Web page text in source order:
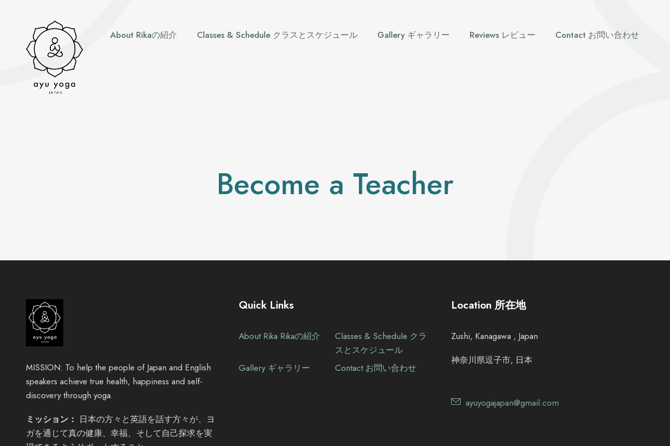
About Rikaの紹介 Classes & Schedule クラスとスケジュール Gallery ギャラリー Reviews レビュー Contact お問い合わせ
Become a Teacher
MISSION: To help the people of Japan and English
speakers achieve true health, happiness and self-
discovery through yoga.
ミッション： 日本の方々と英語を話す方々が、ヨ
ガを通じて真の健康、幸福、そして自己探求を実
Quick Links
About Rika Rikaの紹介
Classes & Schedule クラ
スとスケジュール
Gallery ギャラリー
Contact お問い合わせ
Location 所在地
Zushi, Kanagawa , Japan
神奈川県逗子市, 日本
ayuyogajapan@gmail.com